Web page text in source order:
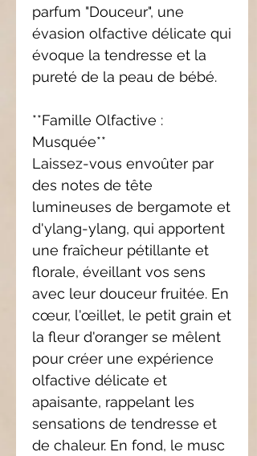
parfum "Douceur", une
évasion olfactive délicate qui
évoque la tendresse et la
pureté de la peau de bébé.
**Famille Olfactive :
Musquée**
Laissez-vous envoûter par
des notes de tête
lumineuses de bergamote et
d'ylang-ylang, qui apportent
une fraîcheur pétillante et
florale, éveillant vos sens
avec leur douceur fruitée. En
cœur, l'œillet, le petit grain et
la fleur d'oranger se mêlent
pour créer une expérience
olfactive délicate et
apaisante, rappelant les
sensations de tendresse et
de chaleur. En fond, le musc